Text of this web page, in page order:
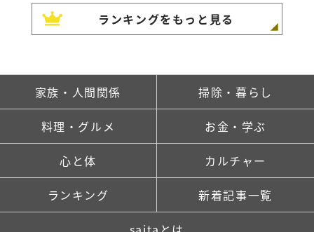
ランキングをもっと見る
家族・人間関係 掃除・暮らし
料理・グルメ お金・学ぶ
心と体 カルチャー
ランキング 新着記事一覧